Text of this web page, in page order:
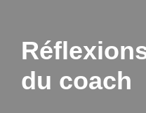
du coach